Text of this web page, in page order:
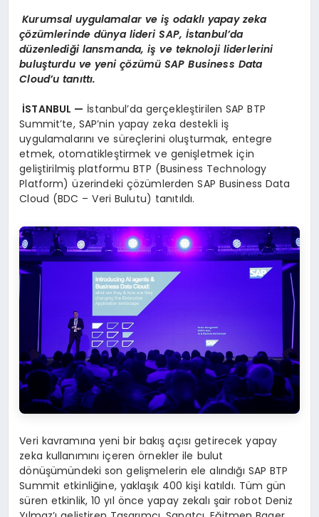
Kurumsal uygulamalar ve iş odaklı yapay zeka
çözümlerinde dünya lideri SAP, İstanbul’da
düzenlediği lansmanda, iş ve teknoloji liderlerini
buluşturdu ve yeni çözümü SAP Business Data
Cloud’u tanıttı.
İSTANBUL — İstanbul’da gerçekleştirilen SAP BTP
Summit’te, SAP’nin yapay zeka destekli iş
uygulamalarını ve süreçlerini oluşturmak, entegre
etmek, otomatikleştirmek ve genişletmek için
geliştirilmiş platformu BTP (Business Technology
Platform) üzerindeki çözümlerden SAP Business Data
Cloud (BDC – Veri Bulutu) tanıtıldı.
Veri kavramına yeni bir bakış açısı getirecek yapay
zeka kullanımını içeren örnekler ile bulut
dönüşümündeki son gelişmelerin ele alındığı SAP BTP
Summit etkinliğine, yaklaşık 400 kişi katıldı. Tüm gün
süren etkinlik, 10 yıl önce yapay zekalı şair robot Deniz